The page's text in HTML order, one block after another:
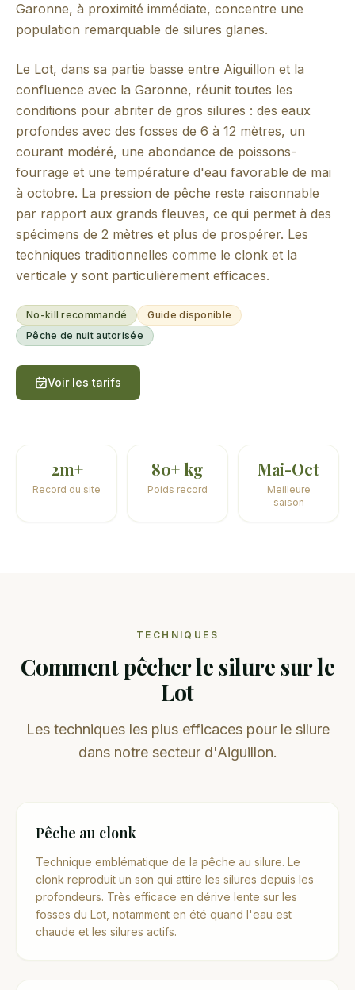
Garonne, à proximité immédiate, concentre une
population remarquable de silures glanes.
Le Lot, dans sa partie basse entre Aiguillon et la
confluence avec la Garonne, réunit toutes les
conditions pour abriter de gros silures : des eaux
profondes avec des fosses de 6 à 12 mètres, un
courant modéré, une abondance de poissons-
fourrage et une température d'eau favorable de mai
à octobre. La pression de pêche reste raisonnable
par rapport aux grands fleuves, ce qui permet à des
spécimens de 2 mètres et plus de prospérer. Les
techniques traditionnelles comme le clonk et la
verticale y sont particulièrement efficaces.
No-kill recommandé
Guide disponible
Pêche de nuit autorisée
Voir les tarifs
2m+
Record du site
80+ kg
Poids record
Mai-Oct
Meilleure
saison
TECHNIQUES
Comment pêcher le silure sur le
Lot
Les techniques les plus efficaces pour le silure
dans notre secteur d'Aiguillon.
Pêche au clonk
Technique emblématique de la pêche au silure. Le
clonk reproduit un son qui attire les silures depuis les
profondeurs. Très efficace en dérive lente sur les
fosses du Lot, notamment en été quand l'eau est
chaude et les silures actifs.